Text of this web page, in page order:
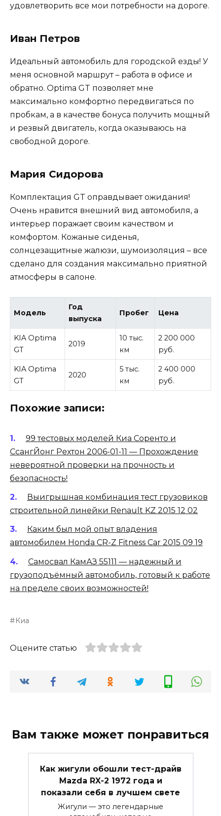
удовлетворить все мои потребности на дороге.
Иван Петров
Идеальный автомобиль для городской езды! У
меня основной маршрут – работа в офисе и
обратно. Optima GT позволяет мне
максимально комфортно передвигаться по
пробкам, а в качестве бонуса получить мощный
и резвый двигатель, когда оказываюсь на
свободной дороге.
Мария Сидорова
Комплектация GT оправдывает ожидания!
Очень нравится внешний вид автомобиля, а
интерьер поражает своим качеством и
комфортом. Кожаные сиденья,
солнцезащитные жалюзи, шумоизоляция – все
сделано для создания максимально приятной
атмосферы в салоне.
Модель
Год
выпуска
Пробег Цена
KIA Optima
GT
2019
10 тыс.
км
2 200 000
руб.
KIA Optima
GT
2020
5 тыс.
км
2 400 000
руб.
Похожие записи:
99 тестовых моделей Киа Соренто и
СсангЙонг Рехтон 2006-01-11 — Прохождение
невероятной проверки на прочность и
безопасность!
Выигрышная комбинация тест грузовиков
строительной линейки Renault KZ 2015 12 02
Каким был мой опыт владения
автомобилем Honda CR-Z Fitness Car 2015 09 19
Самосвал КамАЗ 55111 — надежный и
грузоподъёмный автомобиль, готовый к работе
на пределе своих возможностей!
Киа
Оцените статью
Вам также может понравиться
Как жигули обошли тест-драйв
Mazda RX-2 1972 года и
показали себя в лучшем свете
Жигули — это легендарные